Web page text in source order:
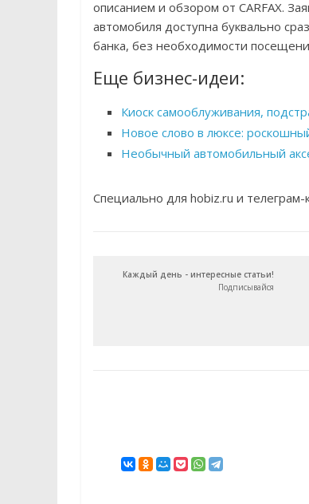
описанием и обзором от CARFAX.
автомобиля доступна буквально
банка, без необходимости
Еще бизнес-идеи:
Киоск самооблуживания,
Новое слово в люксе:
Необычный автомобильный
Специально для hobiz.ru и телеграм-
Каждый день - интересные статьи!
Подписывайся